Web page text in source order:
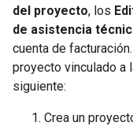
del proyecto, los
de asistencia
cuenta de
proyecto vinculado a
siguiente:
Crea un